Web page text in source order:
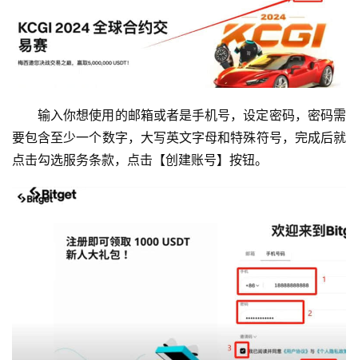
输入你想使用的邮箱或者是手机号，设定密码，密码需
要包含至少一个数字，大写英文字母和特殊符号，完成后就
点击勾选服务条款，点击【创建账号】按钮。